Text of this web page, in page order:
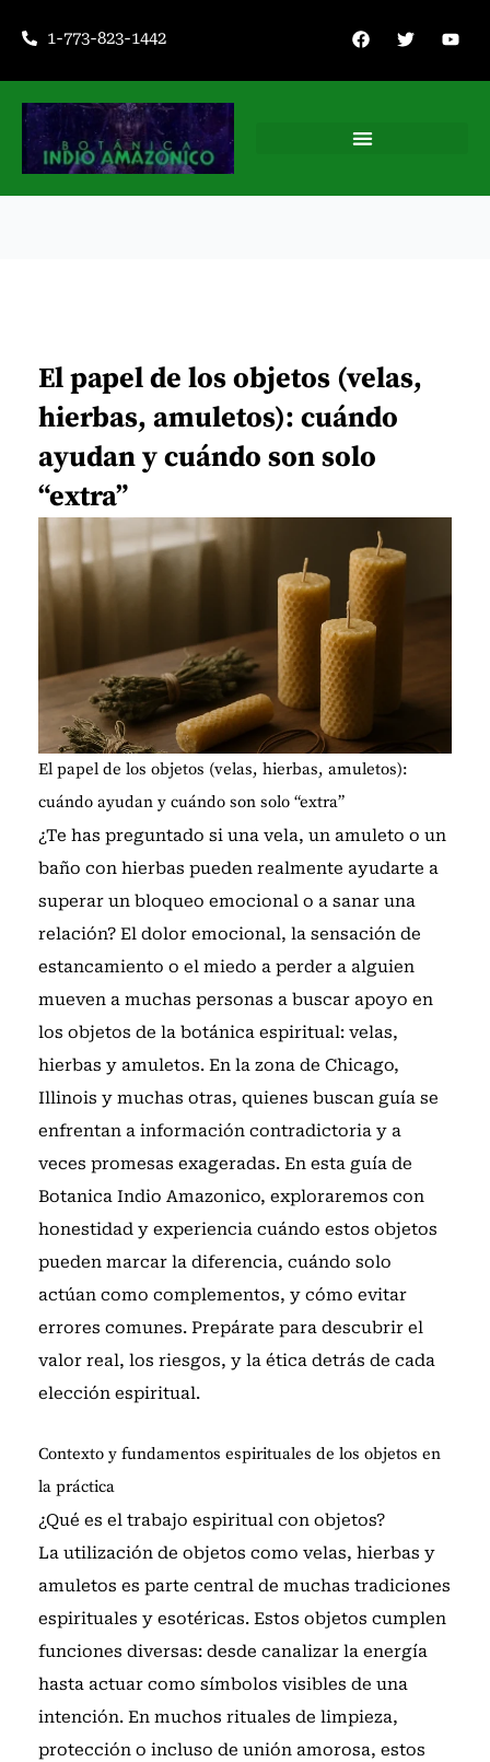
contenido
1-773-823-1442
F
a
e
o
k
T
w
t
Y
o
t
El papel de los objetos (velas,
hierbas, amuletos): cuándo
ayudan y cuándo son solo
“extra”
El papel de los objetos (velas, hierbas, amuletos):
cuándo ayudan y cuándo son solo “extra”
¿Te has preguntado si una vela, un amuleto o un
baño con hierbas pueden realmente ayudarte a
superar un bloqueo emocional o a sanar una
relación? El dolor emocional, la sensación de
estancamiento o el miedo a perder a alguien
mueven a muchas personas a buscar apoyo en
los objetos de la botánica espiritual: velas,
hierbas y amuletos. En la zona de Chicago,
Illinois y muchas otras, quienes buscan guía se
enfrentan a información contradictoria y a
veces promesas exageradas. En esta guía de
Botanica Indio Amazonico, exploraremos con
honestidad y experiencia cuándo estos objetos
pueden marcar la diferencia, cuándo solo
actúan como complementos, y cómo evitar
errores comunes. Prepárate para descubrir el
valor real, los riesgos, y la ética detrás de cada
elección espiritual.
Contexto y fundamentos espirituales de los objetos en
la práctica
¿Qué es el trabajo espiritual con objetos?
La utilización de objetos como velas, hierbas y
amuletos es parte central de muchas tradiciones
espirituales y esotéricas. Estos objetos cumplen
funciones diversas: desde canalizar la energía
hasta actuar como símbolos visibles de una
intención. En muchos rituales de limpieza,
protección o incluso de unión amorosa, estos